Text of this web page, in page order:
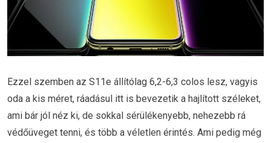
Ezzel szemben az S11e állítólag 6,2-6,3 colos lesz, vagyis
oda a kis méret, ráadásul itt is bevezetik a hajlított széleket,
ami bár jól néz ki, de sokkal sérülékenyebb, nehezebb rá
védőüveget tenni, és több a véletlen érintés. Ami pedig még